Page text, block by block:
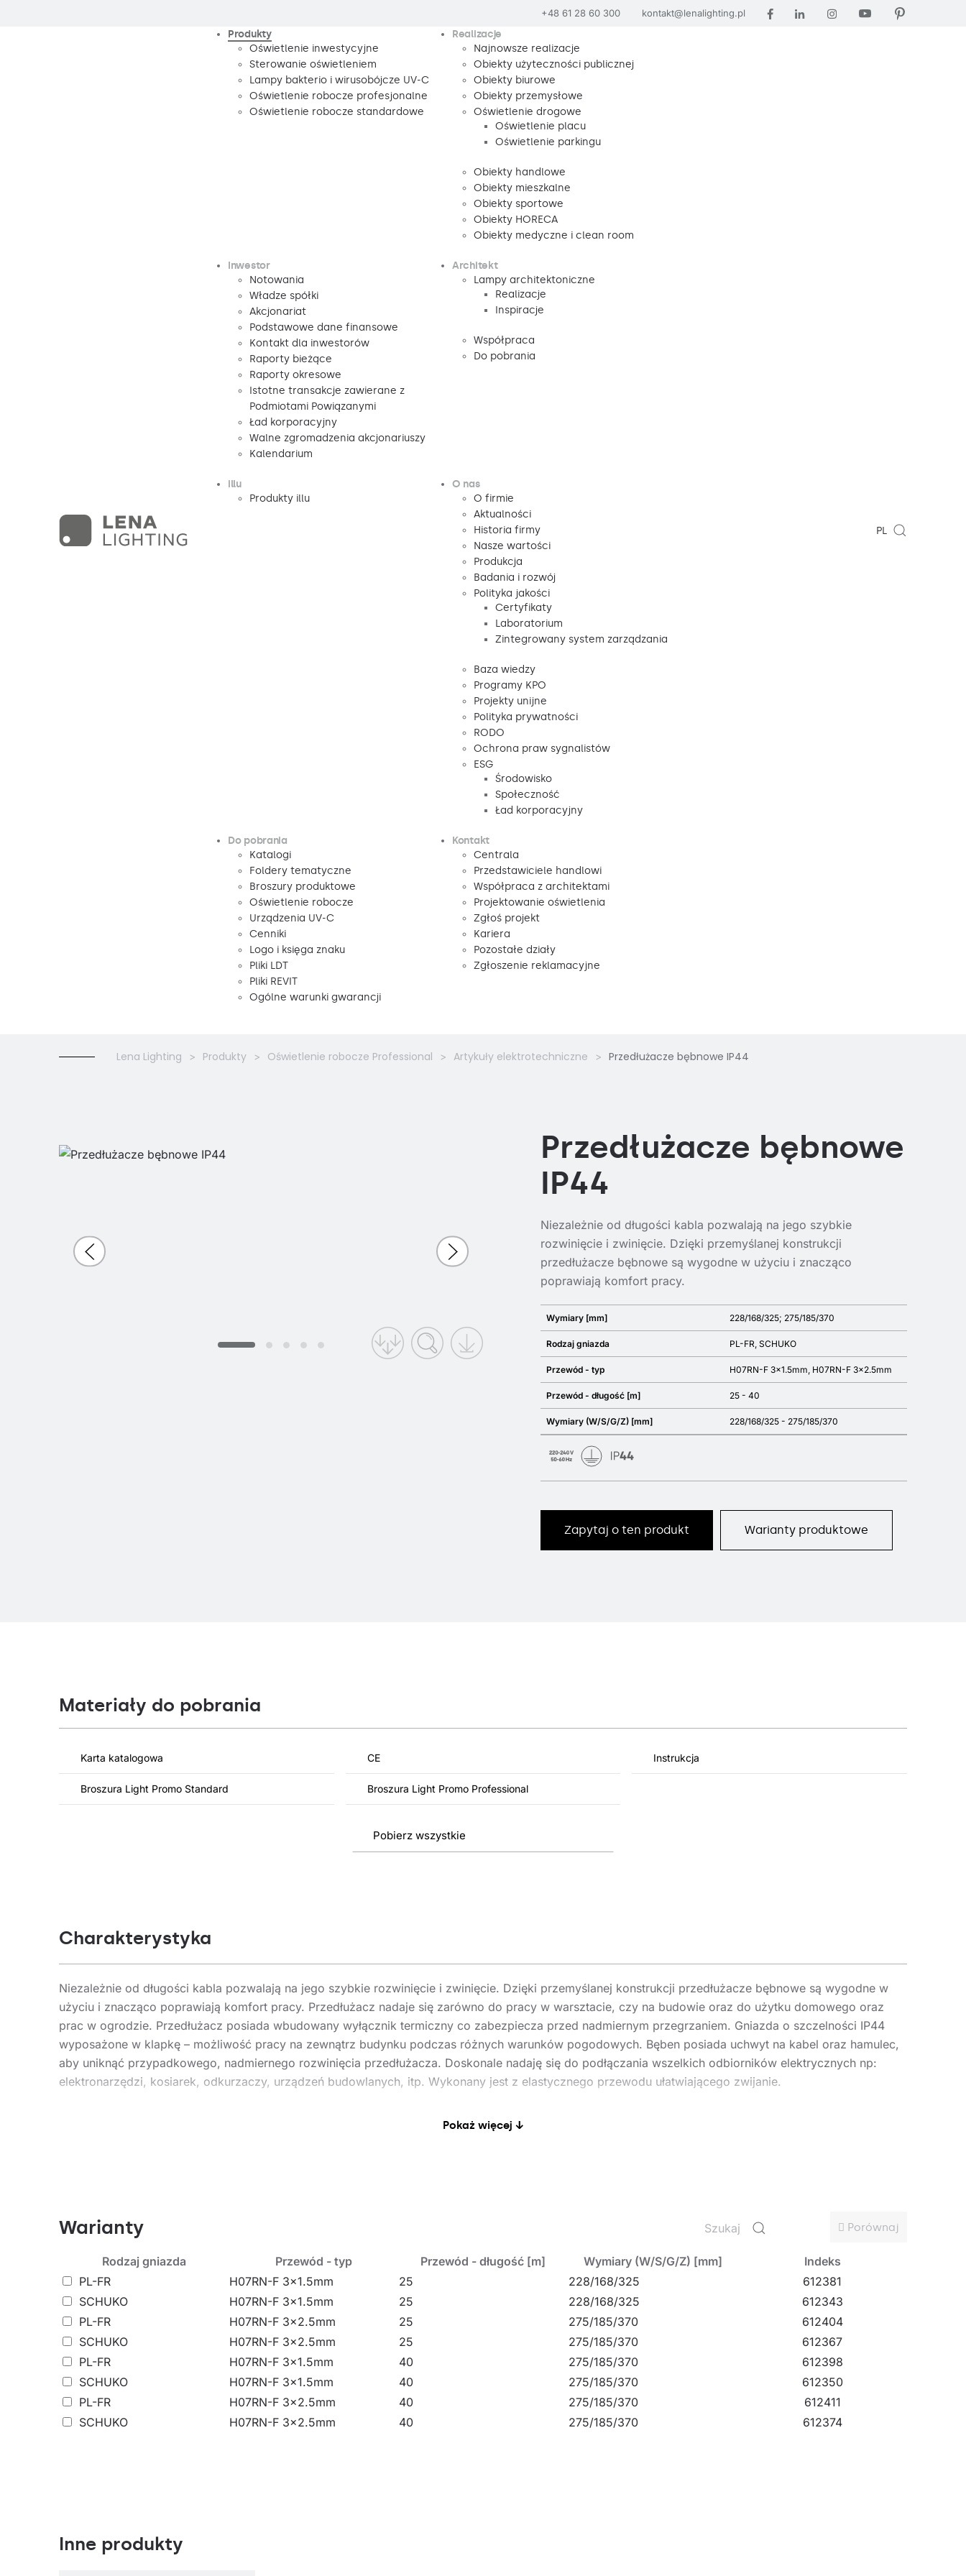
+48 61 28 60 300 kontakt@lenalighting.pl
Produkty
Oświetlenie inwestycyjne
Sterowanie oświetleniem
Lampy bakterio i wirusobójcze UV-C
Oświetlenie robocze profesjonalne
Oświetlenie robocze standardowe
Realizacje
Najnowsze realizacje
Obiekty użyteczności publicznej
Obiekty biurowe
Obiekty przemysłowe
Oświetlenie drogowe
Oświetlenie placu
Oświetlenie parkingu
Obiekty handlowe
Obiekty mieszkalne
Obiekty sportowe
Obiekty HORECA
Obiekty medyczne i clean room
Inwestor
Notowania
Władze spółki
Akcjonariat
Podstawowe dane finansowe
Kontakt dla inwestorów
Raporty bieżące
Raporty okresowe
Istotne transakcje zawierane z
Podmiotami Powiązanymi
Ład korporacyjny
Walne zgromadzenia akcjonariuszy
Kalendarium
Architekt
Lampy architektoniczne
Realizacje
Inspiracje
Współpraca
Do pobrania
illu
Produkty illu
O nas
O firmie
Aktualności
Historia firmy
Nasze wartości
Produkcja
Badania i rozwój
Polityka jakości
Certyfikaty
Laboratorium
Zintegrowany system zarządzania
Baza wiedzy
Programy KPO
Projekty unijne
Polityka prywatności
RODO
Ochrona praw sygnalistów
ESG
Środowisko
Społeczność
Ład korporacyjny
Do pobrania
Katalogi
Foldery tematyczne
Broszury produktowe
Oświetlenie robocze
Urządzenia UV-C
Cenniki
Logo i księga znaku
Pliki LDT
Pliki REVIT
Ogólne warunki gwarancji
Kontakt
Centrala
Przedstawiciele handlowi
Współpraca z architektami
Projektowanie oświetlenia
Zgłoś projekt
Kariera
Pozostałe działy
Zgłoszenie reklamacyjne
PL
Lena Lighting Produkty Oświetlenie robocze Professional Artykuły elektrotechniczne Przedłużacze bębnowe IP44
Przedłużacze bębnowe
IP44
Niezależnie od długości kabla pozwalają na jego szybkie
rozwinięcie i zwinięcie. Dzięki przemyślanej konstrukcji
przedłużacze bębnowe są wygodne w użyciu i znacząco
poprawiają komfort pracy.
Wymiary [mm] 228/168/325; 275/185/370
Rodzaj gniazda PL-FR, SCHUKO
Przewód - typ H07RN-F 3x1.5mm, H07RN-F 3x2.5mm
Przewód - długość [m] 25 - 40
Wymiary (W/S/G/Z) [mm] 228/168/325 - 275/185/370
Zapytaj o ten produkt Warianty produktowe
Materiały do pobrania
Karta katalogowa CE Instrukcja
Broszura Light Promo Standard Broszura Light Promo Professional
Pobierz wszystkie
Charakterystyka
Niezależnie od długości kabla pozwalają na jego szybkie rozwinięcie i zwinięcie. Dzięki przemyślanej konstrukcji przedłużacze bębnowe są wygodne w
użyciu i znacząco poprawiają komfort pracy. Przedłużacz nadaje się zarówno do pracy w warsztacie, czy na budowie oraz do użytku domowego oraz
prac w ogrodzie. Przedłużacz posiada wbudowany wyłącznik termiczny co zabezpiecza przed nadmiernym przegrzaniem. Gniazda o szczelności IP44
wyposażone w klapkę – możliwość pracy na zewnątrz budynku podczas różnych warunków pogodowych. Bęben posiada uchwyt na kabel oraz hamulec,
aby uniknąć przypadkowego, nadmiernego rozwinięcia przedłużacza. Doskonale nadaję się do podłączania wszelkich odbiorników elektrycznych np:
elektronarzędzi, kosiarek, odkurzaczy, urządzeń budowlanych, itp. Wykonany jest z elastycznego przewodu ułatwiającego zwijanie.
Profesjonalne przedłużacze budowlane to specjalistyczne przedłużacze przeznaczone do zastosowań na placach budowy lub w warsztatowych.
Pokaż więcej ↓
Warianty Porównaj
Rodzaj gniazda Przewód - typ Przewód - długość [m] Wymiary (W/S/G/Z) [mm]
Indeks
PL-FR
H07RN-F 3x1.5mm 25 228/168/325
612381
SCHUKO
H07RN-F 3x1.5mm 25 228/168/325
612343
PL-FR
H07RN-F 3x2.5mm 25 275/185/370
612404
SCHUKO
H07RN-F 3x2.5mm 25 275/185/370
612367
PL-FR
H07RN-F 3x1.5mm 40 275/185/370
612398
SCHUKO
H07RN-F 3x1.5mm 40 275/185/370
612350
PL-FR
H07RN-F 3x2.5mm 40 275/185/370
612411
SCHUKO
H07RN-F 3x2.5mm 40 275/185/370 612374
Inne produkty